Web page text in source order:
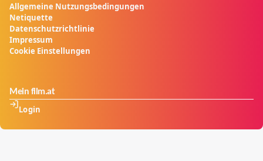
Allgemeine Nutzungsbedingungen
Netiquette
Datenschutzrichtlinie
Impressum
Cookie Einstellungen
Mein film.at
Login